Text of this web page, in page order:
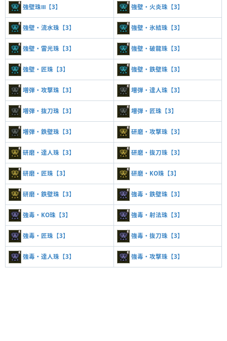
強壁珠Ⅲ【3】 強壁・火炎珠【3】
強壁・流水珠【3】 強壁・氷結珠【3】
強壁・雷光珠【3】 強壁・破龍珠【3】
強壁・匠珠【3】 強壁・鉄壁珠【3】
増弾・攻撃珠【3】 増弾・達人珠【3】
増弾・抜刀珠【3】 増弾・匠珠【3】
増弾・鉄壁珠【3】 研磨・攻撃珠【3】
研磨・達人珠【3】 研磨・抜刀珠【3】
研磨・匠珠【3】 研磨・KO珠【3】
研磨・鉄壁珠【3】 強毒・鉄壁珠【3】
強毒・KO珠【3】 強毒・射法珠【3】
強毒・匠珠【3】 強毒・抜刀珠【3】
強毒・達人珠【3】 強毒・攻撃珠【3】